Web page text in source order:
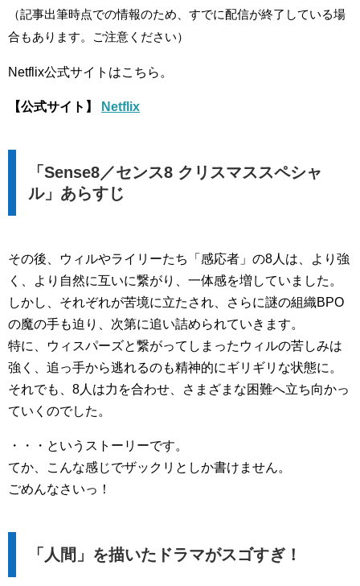
（記事出筆時点での情報のため、すでに配信が終了している場
合もあります。ご注意ください）
Netflix公式サイトはこちら。
【公式サイト】 Netflix
「Sense8／センス8 クリスマススペシャ
ル」あらすじ
その後、ウィルやライリーたち「感応者」の8人は、より強
く、より自然に互いに繋がり、一体感を増していました。
しかし、それぞれが苦境に立たされ、さらに謎の組織BPO
の魔の手も迫り、次第に追い詰められていきます。
特に、ウィスパーズと繋がってしまったウィルの苦しみは
強く、追っ手から逃れるのも精神的にギリギリな状態に。
それでも、8人は力を合わせ、さまざまな困難へ立ち向かっ
ていくのでした。
・・・というストーリーです。
てか、こんな感じでザックリとしか書けません。
ごめんなさいっ！
「人間」を描いたドラマがスゴすぎ！